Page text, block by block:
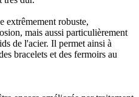
extrêmement robuste,
mais aussi particulièrement
de l'acier. Il permet ainsi à
bracelets et des fermoirs au